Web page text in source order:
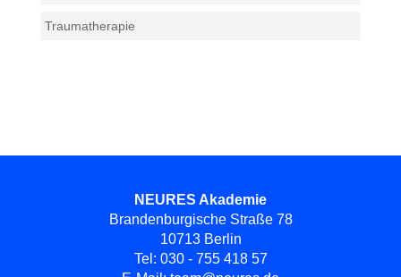
Traumatherapie
NEURES Akademie
Brandenburgische Straße 78
10713 Berlin
Tel: 030 - 755 418 57